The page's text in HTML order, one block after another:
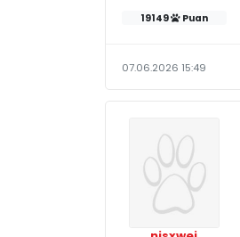
19149 Puan
07.06.2026 15:49